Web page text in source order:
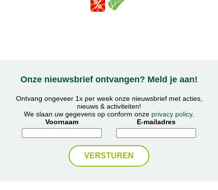
Onze nieuwsbrief ontvangen? Meld je aan!
Ontvang ongeveer 1x per week onze nieuwsbrief met acties,
nieuws & activiteiten!
We slaan uw gegevens op conform onze privacy policy.
Voornaam
E-mailadres